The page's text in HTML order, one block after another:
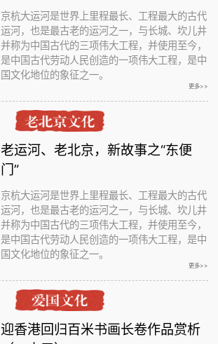
京杭大运河是世界上里程最长、工程最大的古代
运河，也是最古老的运河之一，与长城、坎儿井
并称为中国古代的三项伟大工程，并使用至今，
是中国古代劳动人民创造的一项伟大工程，是中
国文化地位的象征之一。
更多>>
老运河、老北京，新故事之“东便
门”
京杭大运河是世界上里程最长、工程最大的古代
运河，也是最古老的运河之一，与长城、坎儿井
并称为中国古代的三项伟大工程，并使用至今，
是中国古代劳动人民创造的一项伟大工程，是中
国文化地位的象征之一。
更多>>
迎香港回归百米书画长卷作品赏析